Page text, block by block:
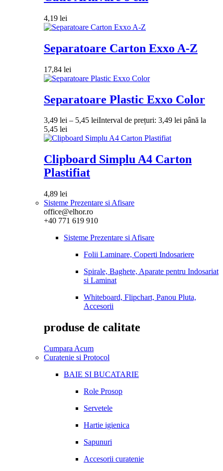
4,19 lei
Separatoare Carton Exxo A-Z
17,84 lei
Separatoare Plastic Exxo Color
3,49 lei – 5,45 leiInterval de prețuri: 3,49 lei până la
5,45 lei
Clipboard Simplu A4 Carton
Plastifiat
4,89 lei
Sisteme Prezentare si Afisare
office@elhor.ro
+40 771 619 910
Sisteme Prezentare si Afisare
Folii Laminare, Coperti Indosariere
Spirale, Baghete, Aparate pentru Indosariat
si Laminat
Whiteboard, Flipchart, Panou Pluta,
Accesorii
produse de calitate
Cumpara Acum
Curatenie si Protocol
BAIE SI BUCATARIE
Role Prosop
Servetele
Hartie igienica
Sapunuri
Accesorii curatenie